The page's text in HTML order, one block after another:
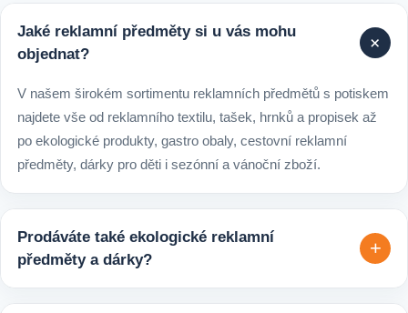
Jaké reklamní předměty si u vás mohu
objednat?
+
V našem širokém sortimentu reklamních předmětů s potiskem
najdete vše od reklamního textilu, tašek, hrnků a propisek až
po ekologické produkty, gastro obaly, cestovní reklamní
předměty, dárky pro děti i sezónní a vánoční zboží.
Prodáváte také ekologické reklamní
předměty a dárky?
+